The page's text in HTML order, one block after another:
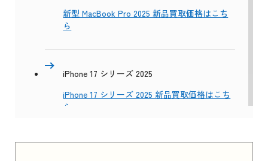
新型 MacBook Pro 2025 新品買取価格はこち
ら
iPhone 17 シリーズ 2025
iPhone 17 シリーズ 2025 新品買取価格はこち
ら